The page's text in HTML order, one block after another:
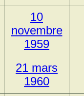
10
novembre
1959
21 mars
1960